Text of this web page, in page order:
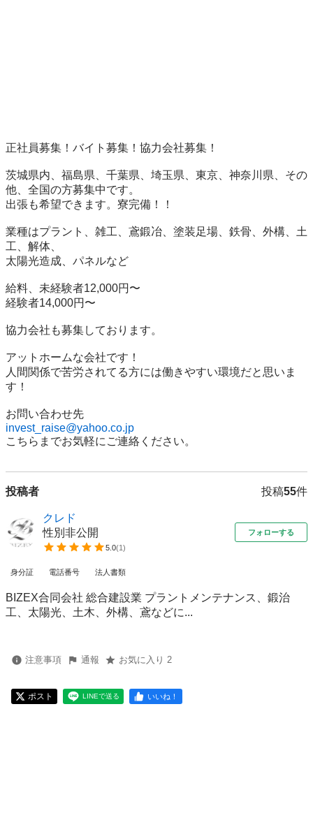
正社員募集！バイト募集！協力会社募集！
茨城県内、福島県、千葉県、埼玉県、東京、神奈川県、その
他、全国の方募集中です。
出張も希望できます。寮完備！！
業種はプラント、雑工、鳶鍛冶、塗装足場、鉄骨、外構、土
工、解体、
太陽光造成、パネルなど
給料、未経験者12,000円〜
経験者14,000円〜
協力会社も募集しております。
アットホームな会社です！
人間関係で苦労されてる方には働きやすい環境だと思いま
す！
invest_raise@yahoo.co.jp
こちらまでお気軽にご連絡ください。
投稿者 投稿55件
クレド
性別非公開
5.0(1)
フォローする
身分証 電話番号 法人書類
BIZEX合同会社 総合建設業 プラントメンテナンス、鍛治
工、太陽光、土木、外構、鳶などに...
注意事項 通報 お気に入り 2
ポスト LINEで送る いいね！